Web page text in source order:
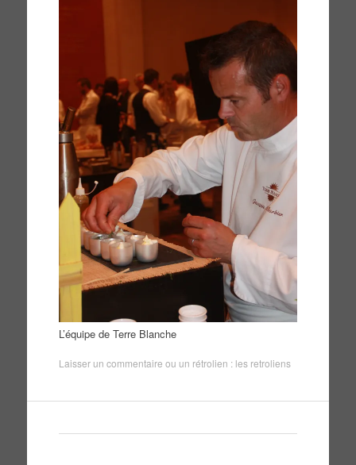
L’équipe de Terre Blanche
Laisser un commentaire ou un rétrolien : les retroliens